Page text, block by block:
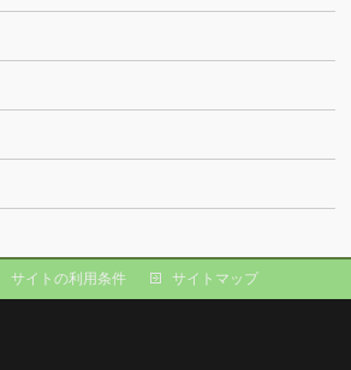
サイトの利用条件 サイトマップ